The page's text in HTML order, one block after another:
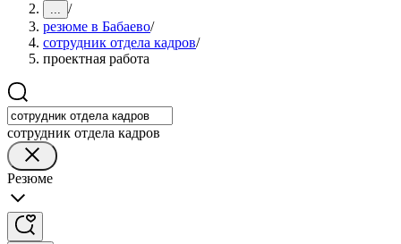
... /
резюме в Бабаево/
сотрудник отдела кадров/
проектная работа
сотрудник отдела кадров
Резюме